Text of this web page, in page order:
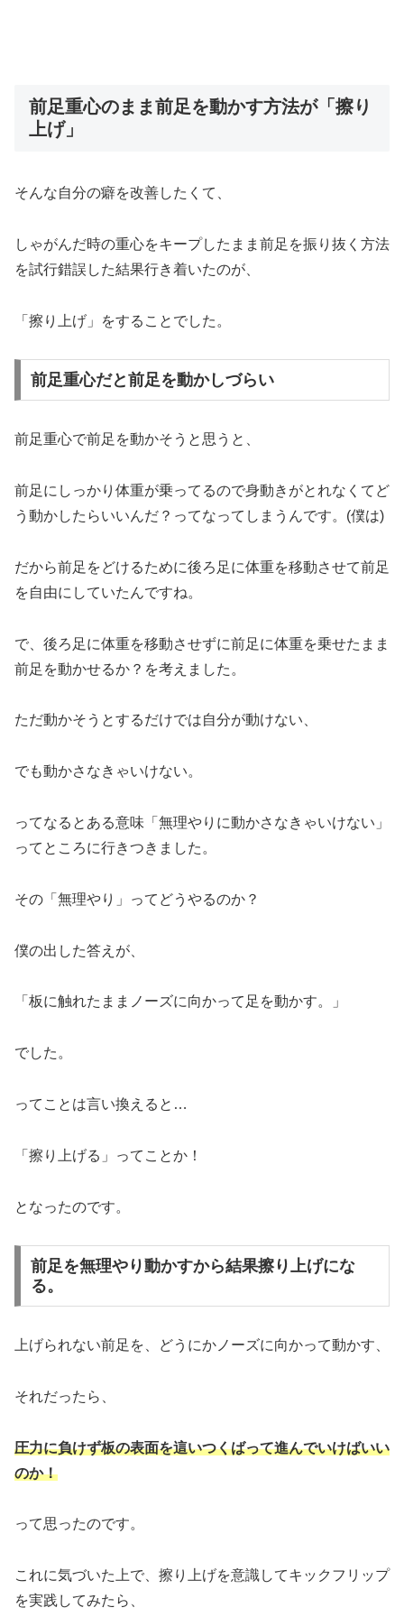
前足重心のまま前足を動かす方法が「擦り
上げ」
そんな自分の癖を改善したくて、
しゃがんだ時の重心をキープしたまま前足を振り抜く方法
を試行錯誤した結果行き着いたのが、
「擦り上げ」をすることでした。
前足重心だと前足を動かしづらい
前足重心で前足を動かそうと思うと、
前足にしっかり体重が乗ってるので身動きがとれなくてど
う動かしたらいいんだ？ってなってしまうんです。(僕は)
だから前足をどけるために後ろ足に体重を移動させて前足
を自由にしていたんですね。
で、後ろ足に体重を移動させずに前足に体重を乗せたまま
前足を動かせるか？を考えました。
ただ動かそうとするだけでは自分が動けない、
でも動かさなきゃいけない。
ってなるとある意味「無理やりに動かさなきゃいけない」
ってところに行きつきました。
その「無理やり」ってどうやるのか？
僕の出した答えが、
「板に触れたままノーズに向かって足を動かす。」
でした。
ってことは言い換えると…
「擦り上げる」ってことか！
となったのです。
前足を無理やり動かすから結果擦り上げにな
る。
上げられない前足を、どうにかノーズに向かって動かす、
それだったら、
圧力に負けず板の表面を這いつくばって進んでいけばいい
のか！
って思ったのです。
これに気づいた上で、擦り上げを意識してキックフリップ
を実践してみたら、